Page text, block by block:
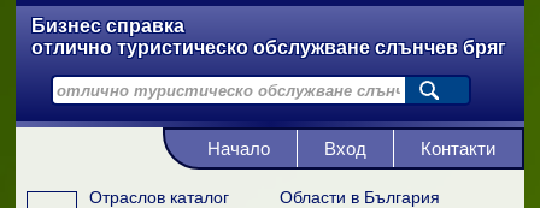
Бизнес справка
отлично туристическо обслужване слънчев бряг
Отраслов каталог Области в България
Начало Вход Контакти